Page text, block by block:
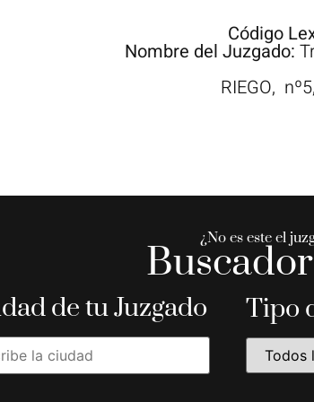
Código
Nombre del Juzgado:
RIEGO, nº5,
¿No es este el
de tu Juzgado Tipo